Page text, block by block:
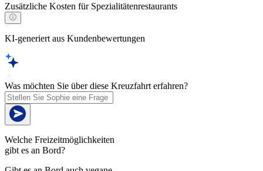
Zusätzliche Kosten für Spezialitätenrestaurants
KI-generiert aus Kundenbewertungen
Was möchten Sie über diese Kreuzfahrt erfahren?
Welche Freizeitmöglichkeiten
gibt es an Bord?